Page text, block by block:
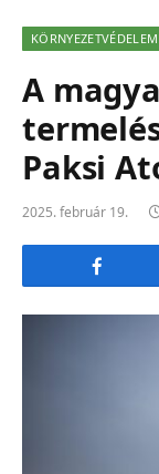
KÖRNYEZETVÉDELEM
A
Paksi
2025. február 19.